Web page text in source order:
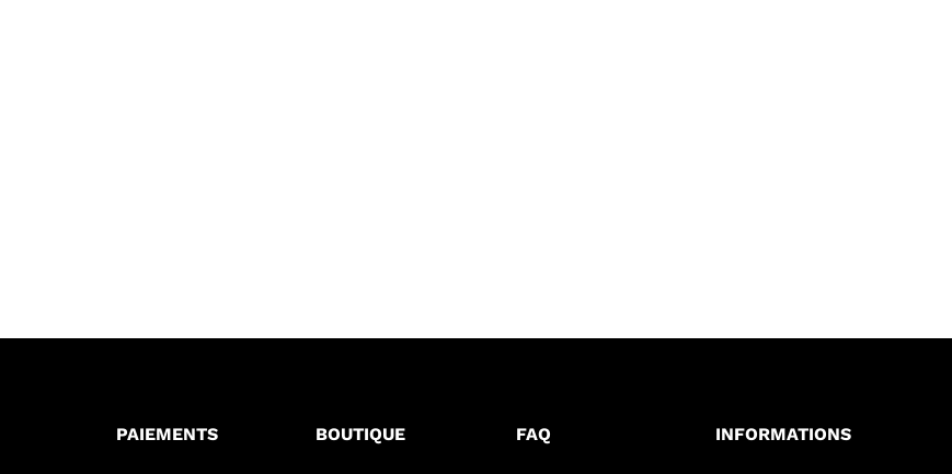
PAIEMENTS BOUTIQUE FAQ INFORMATIONS